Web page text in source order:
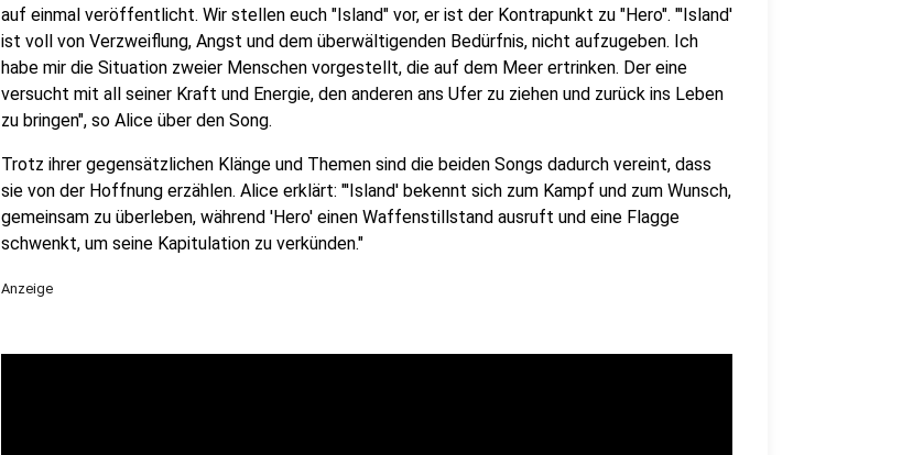
auf einmal veröffentlicht. Wir stellen euch "Island" vor, er ist der Kontrapunkt zu "Hero". "'Island'
ist voll von Verzweiflung, Angst und dem überwältigenden Bedürfnis, nicht aufzugeben. Ich
habe mir die Situation zweier Menschen vorgestellt, die auf dem Meer ertrinken. Der eine
versucht mit all seiner Kraft und Energie, den anderen ans Ufer zu ziehen und zurück ins Leben
zu bringen", so Alice über den Song.
Trotz ihrer gegensätzlichen Klänge und Themen sind die beiden Songs dadurch vereint, dass
sie von der Hoffnung erzählen. Alice erklärt: "'Island' bekennt sich zum Kampf und zum Wunsch,
gemeinsam zu überleben, während 'Hero' einen Waffenstillstand ausruft und eine Flagge
schwenkt, um seine Kapitulation zu verkünden."
Anzeige